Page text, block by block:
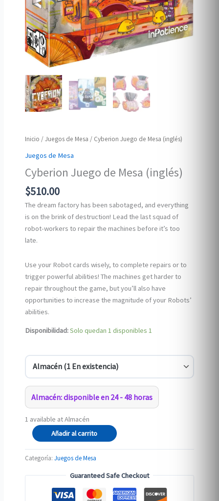
Inicio /Juegos de Mesa / Cyberion Juego de Mesa (inglés)
Juegos de Mesa
Cyberion Juego de Mesa (inglés)
$510.00
The dream factory has been sabotaged, and everything
is on the brink of destruction! Lead the last squad of
robot-workers to repair the machines before it’s too
late.
Use your Robot cards wisely, to complete repairs or to
trigger powerful abilities! The machines get harder to
repair throughout the game, but you’ll also have
opportunities to increase the magnitude of your Robots’
abilities.
Disponibilidad:Solo quedan 1 disponibles 1
Almacén: disponible en 24 - 48 horas
1 available at Almacén
Cyberion
Juego
de
(inglés)
Añadir al carrito
Categoría:Juegos de Mesa
Guaranteed Safe Checkout